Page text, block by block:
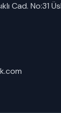
Cad. No:31